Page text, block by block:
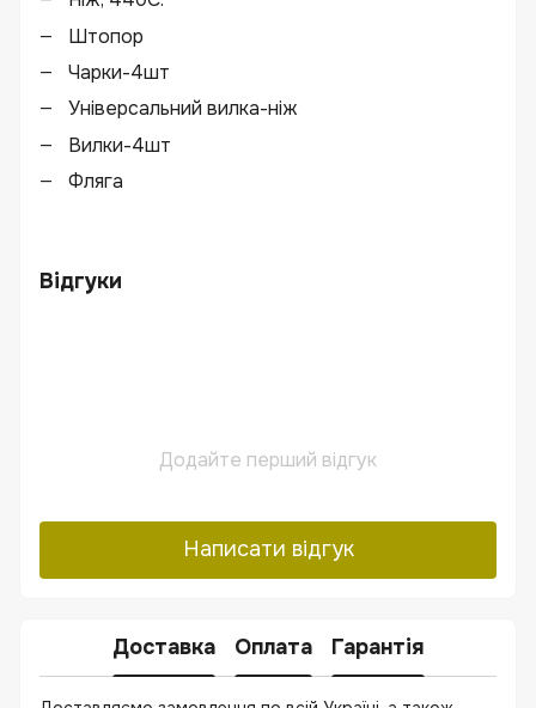
Штопор
Чарки-4шт
Універсальний вилка-ніж
Вилки-4шт
Фляга
Відгуки
Додайте перший відгук
Написати відгук
Доставка Оплата Гарантія